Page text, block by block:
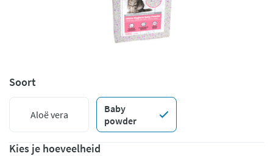
Soort
Aloë vera
Baby
powder
Kies je hoeveelheid